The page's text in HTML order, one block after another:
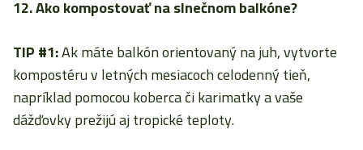
12. Ako kompostovať na slnečnom balkóne?
TIP #1:Ak máte balkón orientovaný na juh, vytvorte
kompostéru v letných mesiacoch celodenný tieň,
napríklad pomocou koberca či karimatky a vaše
dážďovky prežijú aj tropické teploty.